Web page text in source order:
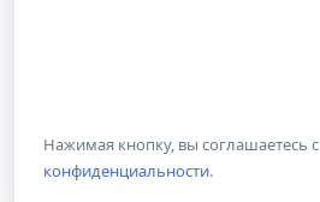
Нажимая кнопку, вы соглашаетесь с
конфиденциальности.